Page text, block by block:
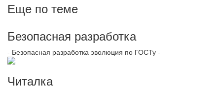
Еще по теме
Безопасная разработка
- Безопасная разработка эволюция по ГОСТу -
Читалка